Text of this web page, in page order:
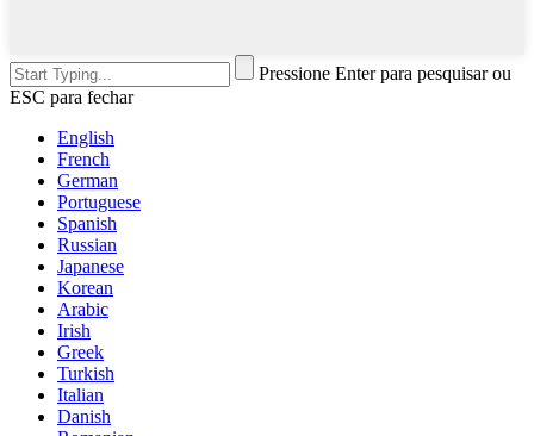
Pressione Enter para pesquisar ou
ESC para fechar
English
French
German
Portuguese
Spanish
Russian
Japanese
Korean
Arabic
Irish
Greek
Turkish
Italian
Danish